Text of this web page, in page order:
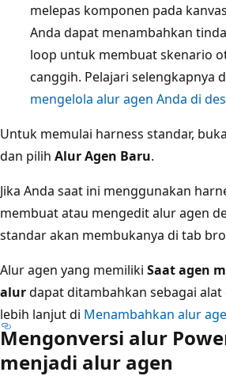
melepas komponen pada
Anda dapat menambahkan
loop untuk membuat skenario
canggih. Pelajari selengkapnya
mengelola alur agen Anda di
Untuk memulai harness standar,
dan pilih Alur Agen Baru.
Jika Anda saat ini menggunakan
membuat atau mengedit alur agen
standar akan membukanya di tab
Alur agen yang memiliki Saat agen
alurdapat ditambahkan sebagai alat
lebih lanjut di Menambahkan alur
Mengonversi alur
menjadi alur agen